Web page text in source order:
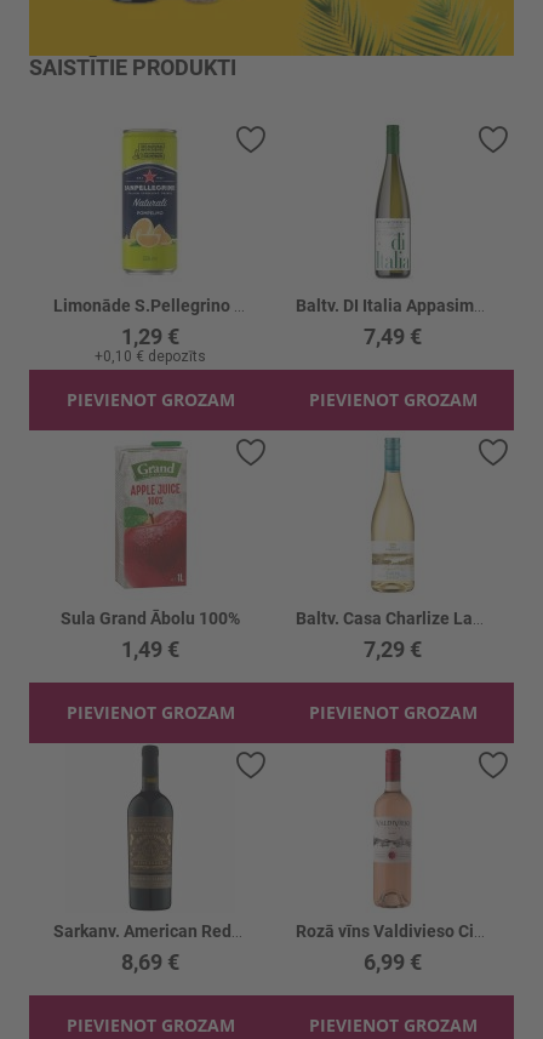
SAISTĪTIE PRODUKTI
1,29 €
+0,10 € depozīts
PIEVIENOT GROZAM
7,49 €
PIEVIENOT GROZAM
Sula Grand Ābolu 100%
1,49 €
PIEVIENOT GROZAM
7,29 €
PIEVIENOT GROZAM
8,69 €
PIEVIENOT GROZAM
6,99 €
PIEVIENOT GROZAM